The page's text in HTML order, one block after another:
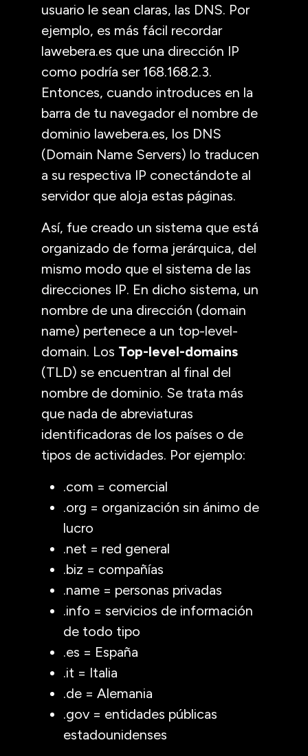
usuario le sean claras, las DNS. Por
ejemplo, es más fácil recordar
lawebera.es que una dirección IP
como podría ser 168.168.2.3.
Entonces, cuando introduces en la
barra de tu navegador el nombre de
dominio lawebera.es, los DNS
(Domain Name Servers) lo traducen
a su respectiva IP conectándote al
servidor que aloja estas páginas.
Así, fue creado un sistema que está
organizado de forma jerárquica, del
mismo modo que el sistema de las
direcciones IP. En dicho sistema, un
nombre de una dirección (domain
name) pertenece a un top-level-
domain. Los Top-level-domains
(TLD) se encuentran al final del
nombre de dominio. Se trata más
que nada de abreviaturas
identificadoras de los países o de
tipos de actividades. Por ejemplo:
.com = comercial
.org = organización sin ánimo de
lucro
.net = red general
.biz = compañías
.name = personas privadas
.info = servicios de información
de todo tipo
.es = España
.it = Italia
.de = Alemania
.gov = entidades públicas
estadounidenses